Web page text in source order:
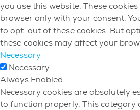
you use this website. These
browser only with your consent.
to opt-out of these cookies. But
these cookies may affect your
Necessary
Necessary
Always Enabled
Necessary cookies are absolutely
to function properly. This category